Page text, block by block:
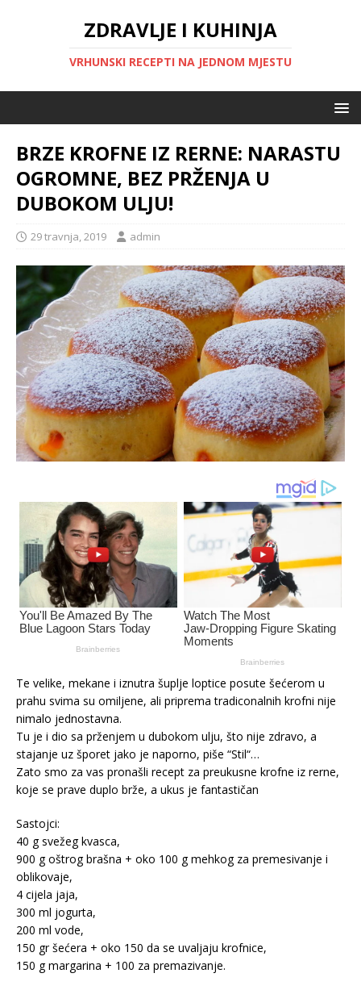
ZDRAVLJE I KUHINJA
VRHUNSKI RECEPTI NA JEDNOM MJESTU
BRZE KROFNE IZ RERNE: NARASTU
OGROMNE, BEZ PRŽENJA U
DUBOKOM ULJU!
29 travnja, 2019 admin
Te velike, mekane i iznutra šuplje loptice posute šećerom u
prahu svima su omiljene, ali priprema tradiconalnih krofni nije
nimalo jednostavna.
Tu je i dio sa prženjem u dubokom ulju, što nije zdravo, a
stajanje uz šporet jako je naporno, piše “Stil“…
Zato smo za vas pronašli recept za preukusne krofne iz rerne,
koje se prave duplo brže, a ukus je fantastičan
Sastojci:
40 g svežeg kvasca,
900 g oštrog brašna + oko 100 g mehkog za premesivanje i
oblikovaje,
4 cijela jaja,
300 ml jogurta,
200 ml vode,
150 gr šećera + oko 150 da se uvaljaju krofnice,
150 g margarina + 100 za premazivanje.